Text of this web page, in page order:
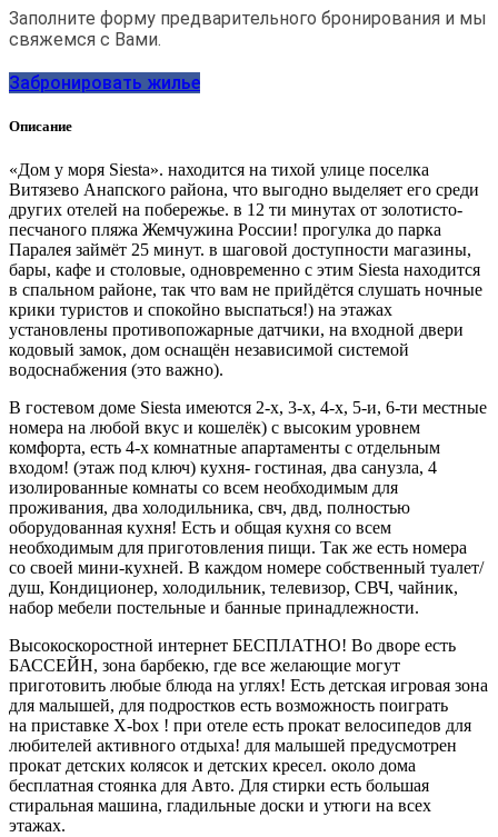
Заполните форму предварительного бронирования и мы
свяжемся с Вами.
Забронировать жилье
Описание
«Дом у моря Siesta». находится на тихой улице поселка
Витязево Анапского района, что выгодно выделяет его среди
других отелей на побережье. в 12 ти минутах от золотисто-
песчаного пляжа Жемчужина России! прогулка до парка
Паралея займёт 25 минут. в шаговой доступности магазины,
бары, кафе и столовые, одновременно с этим Siesta находится
в спальном районе, так что вам не прийдётся слушать ночные
крики туристов и спокойно выспаться!) на этажах
установлены противопожарные датчики, на входной двери
кодовый замок, дом оснащён независимой системой
водоснабжения (это важно).
В гостевом доме Siesta имеются 2-х, 3-х, 4-х, 5-и, 6-ти местные
номера на любой вкус и кошелёк) с высоким уровнем
комфорта, есть 4-х комнатные апартаменты с отдельным
входом! (этаж под ключ) кухня- гостиная, два санузла, 4
изолированные комнаты со всем необходимым для
проживания, два холодильника, свч, двд, полностью
оборудованная кухня! Есть и общая кухня со всем
необходимым для приготовления пищи. Так же есть номера
со своей мини-кухней. В каждом номере собственный туалет/
душ, Кондиционер, холодильник, телевизор, СВЧ, чайник,
набор мебели постельные и банные принадлежности.
Высокоскоростной интернет БЕСПЛАТНО! Во дворе есть
БАССЕЙН, зона барбекю, где все желающие могут
приготовить любые блюда на углях! Есть детская игровая зона
для малышей, для подростков есть возможность поиграть
на приставке X-box ! при отеле есть прокат велосипедов для
любителей активного отдыха! для малышей предусмотрен
прокат детских колясок и детских кресел. около дома
бесплатная стоянка для Авто. Для стирки есть большая
стиральная машина, гладильные доски и утюги на всех
этажах.